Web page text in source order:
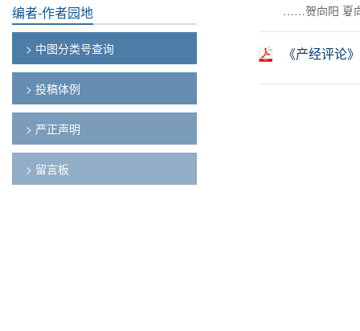
编者-作者园地
> 中图分类号查询
> 投稿体例
> 严正声明
> 留言板
……贺向阳 夏
《产经评论